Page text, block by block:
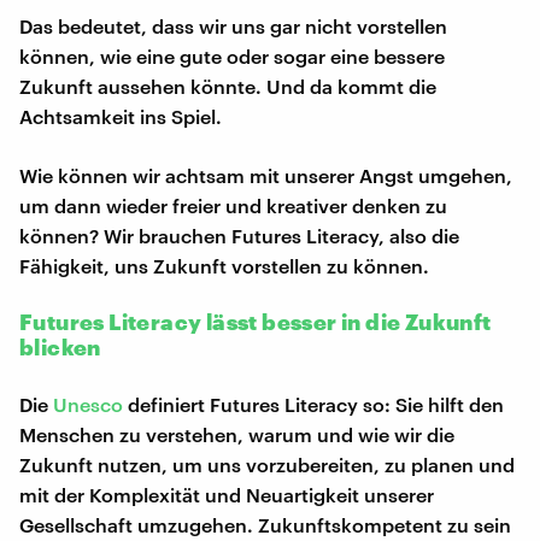
Das bedeutet, dass wir uns gar nicht vorstellen
können, wie eine gute oder sogar eine bessere
Zukunft aussehen könnte. Und da kommt die
Achtsamkeit ins Spiel.
Wie können wir achtsam mit unserer Angst umgehen,
um dann wieder freier und kreativer denken zu
können? Wir brauchen Futures Literacy, also die
Fähigkeit, uns Zukunft vorstellen zu können.
Futures Literacy lässt besser in die Zukunft
blicken
Die Unesco definiert Futures Literacy so: Sie hilft den
Menschen zu verstehen, warum und wie wir die
Zukunft nutzen, um uns vorzubereiten, zu planen und
mit der Komplexität und Neuartigkeit unserer
Gesellschaft umzugehen. Zukunftskompetent zu sein